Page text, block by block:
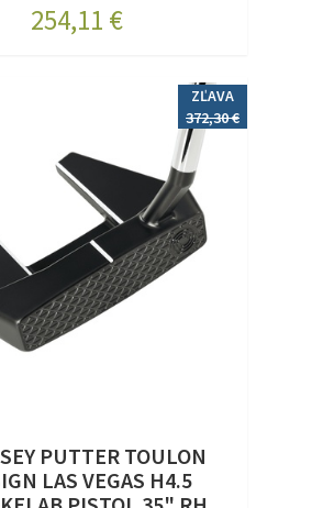
254,11 €
ZĽAVA
372,30 €
PUTTER TOULON
LAS VEGAS H4.5